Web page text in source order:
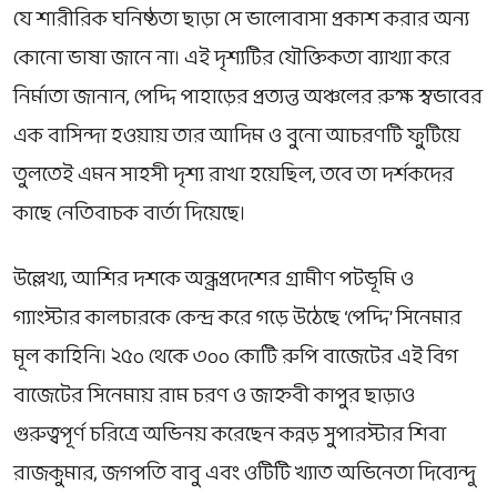
যে শারীরিক ঘনিষ্ঠতা ছাড়া সে ভালোবাসা প্রকাশ করার অন্য
কোনো ভাষা জানে না। এই দৃশ্যটির যৌক্তিকতা ব্যাখ্যা করে
নির্মাতা জানান, পেদ্দি পাহাড়ের প্রত্যন্ত অঞ্চলের রুক্ষ স্বভাবের
এক বাসিন্দা হওয়ায় তার আদিম ও বুনো আচরণটি ফুটিয়ে
তুলতেই এমন সাহসী দৃশ্য রাখা হয়েছিল, তবে তা দর্শকদের
কাছে নেতিবাচক বার্তা দিয়েছে।
উল্লেখ্য, আশির দশকে অন্ধ্রপ্রদেশের গ্রামীণ পটভূমি ও
গ্যাংস্টার কালচারকে কেন্দ্র করে গড়ে উঠেছে ‘পেদ্দি’ সিনেমার
মূল কাহিনি। ২৫০ থেকে ৩০০ কোটি রুপি বাজেটের এই বিগ
বাজেটের সিনেমায় রাম চরণ ও জাহ্নবী কাপুর ছাড়াও
গুরুত্বপূর্ণ চরিত্রে অভিনয় করেছেন কন্নড় সুপারস্টার শিবা
রাজকুমার, জগপতি বাবু এবং ওটিটি খ্যাত অভিনেতা দিব্যেন্দু